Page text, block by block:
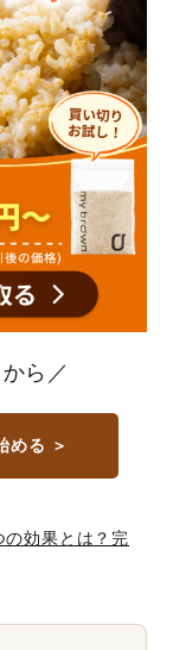
ら／
める ＞
効果とは？完